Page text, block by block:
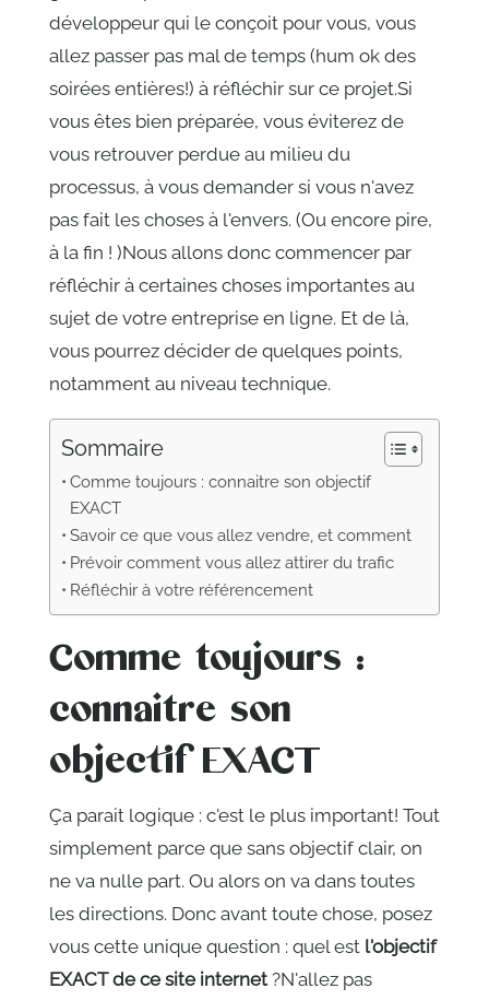
développeur qui le conçoit pour vous, vous
allez passer pas mal de temps (hum ok des
soirées entières!) à réfléchir sur ce projet.Si
vous êtes bien préparée, vous éviterez de
vous retrouver perdue au milieu du
processus, à vous demander si vous n'avez
pas fait les choses à l'envers. (Ou encore pire,
à la fin ! )Nous allons donc commencer par
réfléchir à certaines choses importantes au
sujet de votre entreprise en ligne. Et de là,
vous pourrez décider de quelques points,
notamment au niveau technique.
Sommaire
Comme toujours : connaitre son objectif
EXACT
Savoir ce que vous allez vendre, et comment
Prévoir comment vous allez attirer du trafic
Réfléchir à votre référencement
Comme toujours :
connaitre son
objectif EXACT
Ça parait logique : c'est le plus important! Tout
simplement parce que sans objectif clair, on
ne va nulle part. Ou alors on va dans toutes
les directions. Donc avant toute chose, posez
vous cette unique question : quel est l'objectif
EXACT de ce site internet?N'allez pas